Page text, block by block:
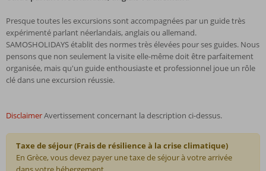
Presque toutes les excursions sont accompagnées par un guide très
expérimenté parlant néerlandais, anglais ou allemand.
SAMOSHOLIDAYS établit des normes très élevées pour ses guides. Nous
pensons que non seulement la visite elle-même doit être parfaitement
organisée, mais qu'un guide enthousiaste et professionnel joue un rôle
clé dans une excursion réussie.
DisclaimerAvertissement concernant la description ci-dessus.
Taxe de séjour (Frais de résilience à la crise climatique)
En Grèce, vous devez payer une taxe de séjour à votre arrivée